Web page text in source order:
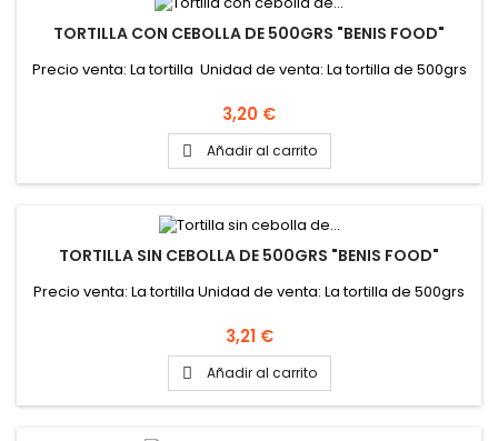
TORTILLA CON CEBOLLA DE 500GRS "BENIS FOOD"
Precio venta: La tortilla Unidad de venta: La tortilla de 500grs
Precio
3,20 €
 Añadir al carrito
TORTILLA SIN CEBOLLA DE 500GRS "BENIS FOOD"
Precio venta: La tortilla Unidad de venta: La tortilla de 500grs
Precio
3,21 €
 Añadir al carrito